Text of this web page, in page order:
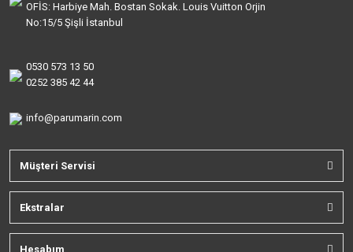
OFİS: Harbiye Mah. Bostan Sokak. Louis Vuitton Orjin
No:15/5 Şişli İstanbul
0530 573 13 50
0252 385 42 44
info@parumarin.com
Müşteri Servisi
Ekstralar
Hesabım